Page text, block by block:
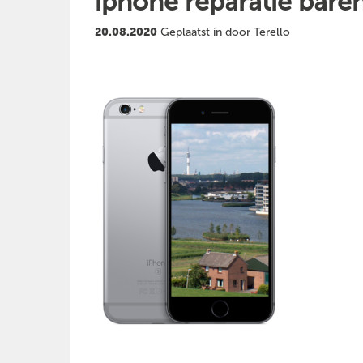
20.08.2020 Geplaatst in door Terello